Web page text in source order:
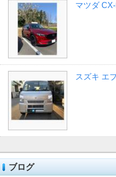
マツダ
スズキ エ
ブログ